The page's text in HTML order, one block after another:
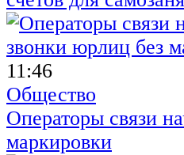
11:46
Общество
Операторы связи
маркировки